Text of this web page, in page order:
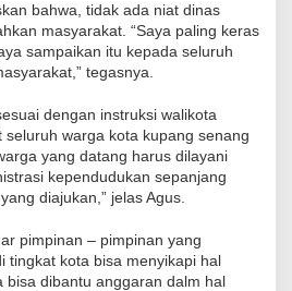
bahwa, tidak ada niat dinas
masyarakat. “Saya paling keras
sampaikan itu kepada seluruh
tegasnya.
dengan instruksi walikota
warga kota kupang senang
yang datang harus dilayani
kependudukan sepanjang
diajukan,” jelas Agus.
pimpinan – pimpinan yang
tingkat kota bisa menyikapi hal
bisa dibantu anggaran dalm hal